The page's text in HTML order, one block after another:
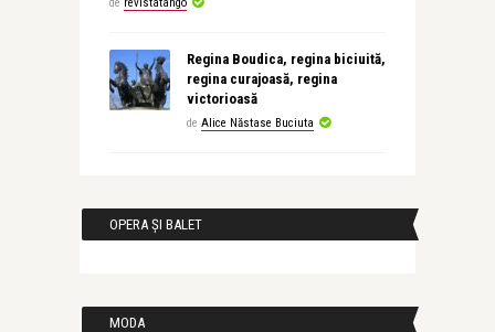
Regina Boudica, regina biciuită,
regina curajoasă, regina
victorioasă
de Alice Năstase Buciuta
OPERA ȘI BALET
MODA